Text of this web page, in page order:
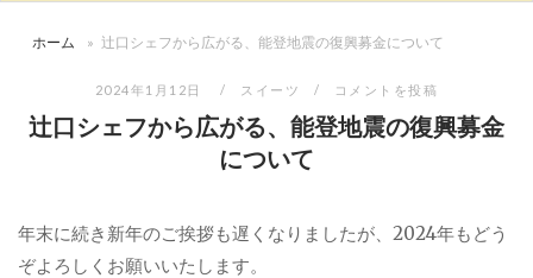
ホーム » 辻口シェフから広がる、能登地震の復興募金について
2024年1月12日 スイーツ コメントを投稿
辻口シェフから広がる、能登地震の復興募金
について
年末に続き新年のご挨拶も遅くなりましたが、2024年もどう
ぞよろしくお願いいたします。